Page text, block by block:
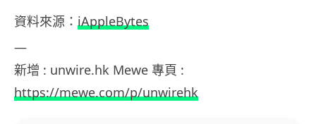
資料來源： iAppleBytes
—
新增 : unwire.hk Mewe 專頁 :
https://mewe.com/p/unwirehk